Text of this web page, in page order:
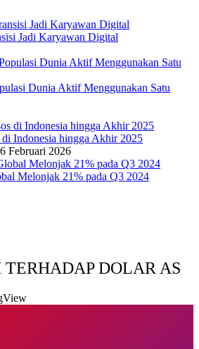
Jadi Karyawan Digital
Dunia Aktif Menggunakan Satu
di Indonesia hingga Akhir 2025
Februari 2026
Melonjak 21% pada Q3 2024
DOLAR AS